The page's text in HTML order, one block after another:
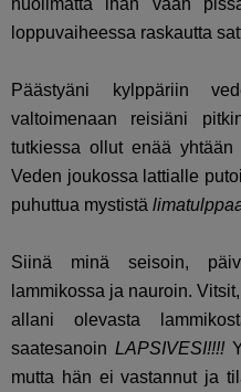
huolimatta ihan vaan
loppuvaiheessa raskautta
Päästyäni kylppäriin
valtoimenaan reisiäni
tutkiessa ollut enää
Veden joukossa lattialle
puhuttua mystistä
Siinä minä seisoin,
lammikossa ja nauroin.
allani olevasta
saatesanoin LAPSIVESI!!!!
mutta hän ei vastannut ja